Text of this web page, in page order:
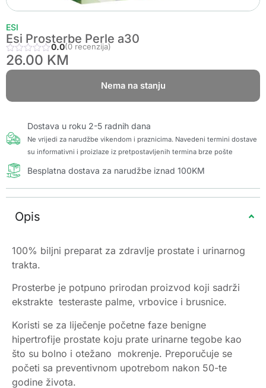
ESI
Esi Prosterbe Perle a30
0.0(0 recenzija)
26.00 KM
Nema na stanju
Dostava u roku 2-5 radnih dana
Ne vrijedi za narudžbe vikendom i praznicima. Navedeni termini dostave
su informativni i proizlaze iz pretpostavljenih termina brze pošte
Besplatna dostava za narudžbe iznad 100KM
Opis
100% biljni preparat za zdravlje prostate i urinarnog
trakta.
Prosterbe je potpuno prirodan proizvod koji sadrži
ekstrakte testeraste palme, vrbovice i brusnice.
Koristi se za liječenje početne faze benigne
hipertrofije prostate koju prate urinarne tegobe kao
što su bolno i otežano mokrenje. Preporučuje se
početi sa preventivnom upotrebom nakon 50-te
godine života.